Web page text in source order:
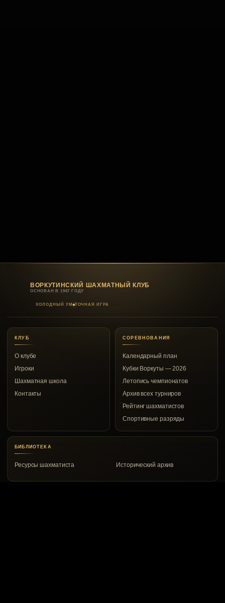
ВОРКУТИНСКИЙ ШАХМАТНЫЙ КЛУБ
ОСНОВАН В 1967 ГОДУ
ХОЛОДНЫЙ УМ ТОЧНАЯ ИГРА
КЛУБ
О клубе
Игроки
Шахматная школа
Контакты
СОРЕВНОВАНИЯ
Календарный план
Кубки Воркуты — 2026
Летопись чемпионатов
Архив всех турниров
Рейтинг шахматистов
Спортивные разряды
БИБЛИОТЕКА
Ресурсы шахматиста Исторический архив